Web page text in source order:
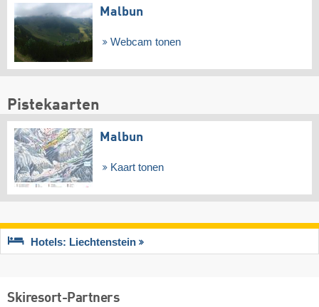
Malbun
Webcam tonen
Pistekaarten
Malbun
Kaart tonen
Hotels: Liechtenstein
Skiresort-Partners